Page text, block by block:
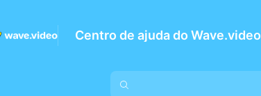
Centro de ajuda do Wave.video